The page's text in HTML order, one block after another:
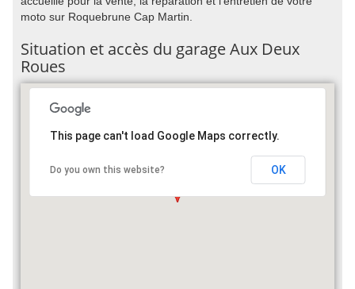
moto sur Roquebrune Cap Martin.
Situation et accès du garage Aux Deux
Roues
This page can't load Google Maps correctly.
Do you own this website? OK